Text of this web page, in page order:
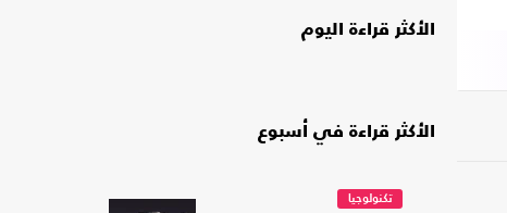
الأكثر قراءة اليوم
الأكثر قراءة في أسبوع
تكنولوجيا